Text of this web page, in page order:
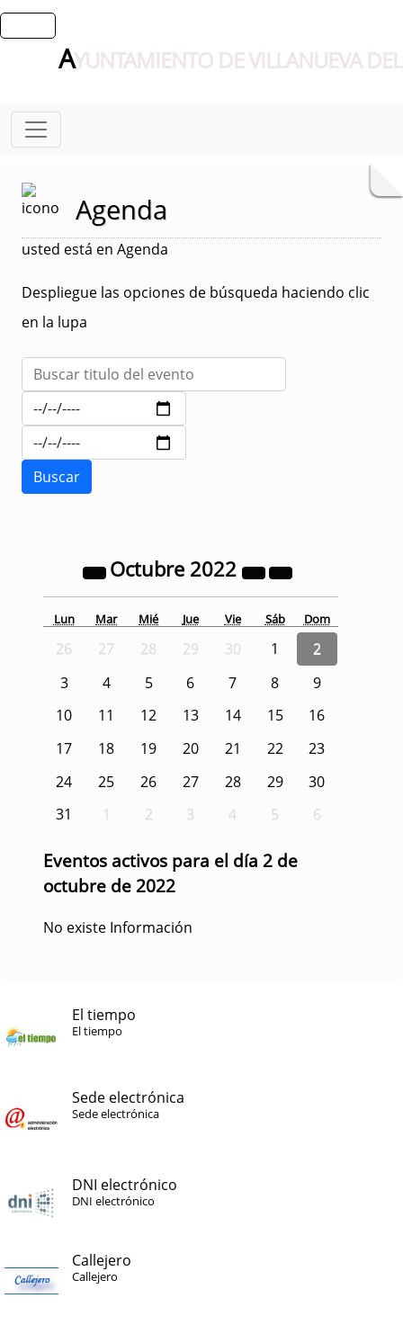
AYUNTAMIENTO DE VILLANUEVA
Agenda
usted está en Agenda
Despliegue las opciones de búsqueda haciendo clic
en la lupa
Octubre 2022
Lun Mar Mié Jue Vie Sáb Dom
26 27 28 29 30 1
2
3
4 5 6 7 8
9
10
11 12 13 14 15
16
17
18 19 20 21 22
23
24
25 26 27 28 29
30
31
1 2 3 4 5 6
Eventos activos para el día 2 de
octubre de 2022
No existe Información
El tiempo
El tiempo
Sede electrónica
Sede electrónica
DNI electrónico
DNI electrónico
Callejero
Callejero